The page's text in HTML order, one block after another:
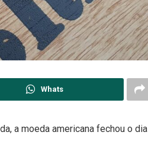
Whats
a moeda americana fechou o dia